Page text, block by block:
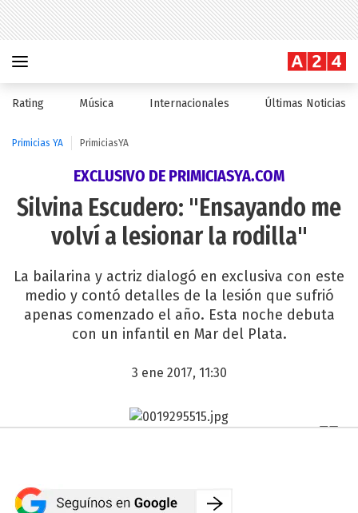
Rating Música Internacionales Últimas Noticias
Primicias YA PrimiciasYA
EXCLUSIVO DE PRIMICIASYA.COM
Silvina Escudero: "Ensayando me
volví a lesionar la rodilla"
La bailarina y actriz dialogó en exclusiva con este
medio y contó detalles de la lesión que sufrió
apenas comenzado el año. Esta noche debuta
con un infantil en Mar del Plata.
3 ene 2017, 11:30